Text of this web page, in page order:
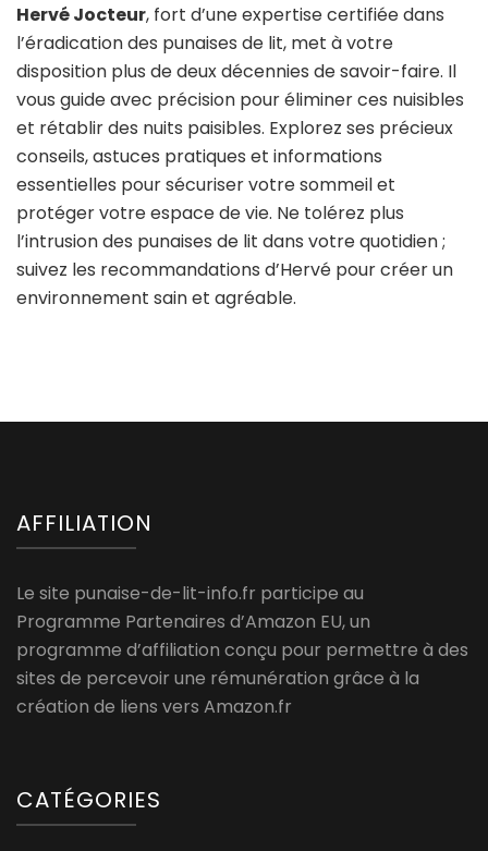
Hervé Jocteur, fort d’une expertise certifiée dans
l’éradication des punaises de lit, met à votre
disposition plus de deux décennies de savoir-faire. Il
vous guide avec précision pour éliminer ces nuisibles
et rétablir des nuits paisibles. Explorez ses précieux
conseils, astuces pratiques et informations
essentielles pour sécuriser votre sommeil et
protéger votre espace de vie. Ne tolérez plus
l’intrusion des punaises de lit dans votre quotidien ;
suivez les recommandations d’Hervé pour créer un
environnement sain et agréable.
AFFILIATION
Le site punaise-de-lit-info.fr participe au
Programme Partenaires d’Amazon EU, un
programme d’affiliation conçu pour permettre à des
sites de percevoir une rémunération grâce à la
création de liens vers Amazon.fr
CATÉGORIES